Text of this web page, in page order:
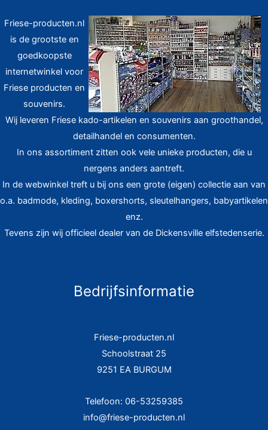
Friese-producten.nl
is de grootste en
goedkoopste
internetwinkel voor
Friese producten en
souvenirs.
Wij leveren Friese kado-artikelen en souvenirs aan groothandel,
detailhandel en consumenten.
In ons assortiment zitten ook vele unieke producten, die u
nergens anders aantreft.
In de webwinkel treft u bij ons een grote (eigen) collectie aan van
o.a. badmode, kleding, boxershorts, sleutelhangers, babyartikelen
enz.
Tevens zijn wij officieel dealer van de Dickensville elfstedenserie.
Bedrijfsinformatie
Friese-producten.nl
Schoolstraat 25
9251 EA BURGUM
Telefoon: 06-53259385
info@friese-producten.nl